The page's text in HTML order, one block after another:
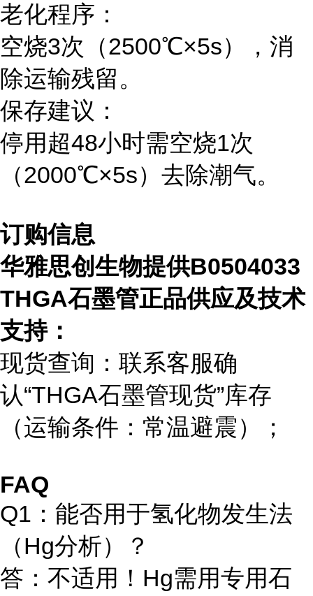
老化程序：
空烧3次（2500℃×5s），消
除运输残留。
保存建议：
停用超48小时需空烧1次
（2000℃×5s）去除潮气。
订购信息
华雅思创生物提供B0504033
THGA石墨管正品供应及技术
支持：
现货查询：联系客服确
认“THGA石墨管现货”库存
（运输条件：常温避震）；
FAQ
Q1：能否用于氢化物发生法
（Hg分析）？
答：不适用！Hg需用专用石